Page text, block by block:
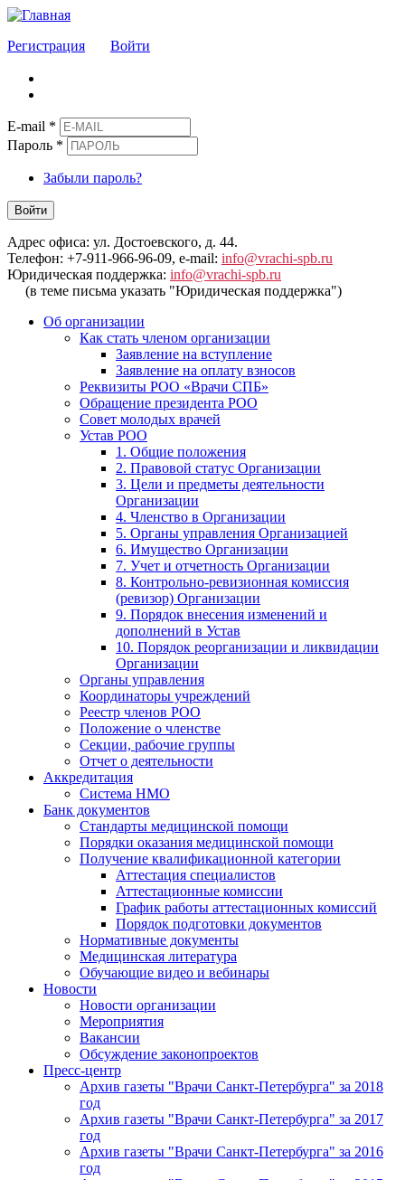
Регистрация Войти
E-mail *
Пароль *
Забыли пароль?
Войти
Адрес офиса: ул. Достоевского, д. 44.
Телефон: +7-911-966-96-09, e-mail: info@vrachi-spb.ru
Юридическая поддержка: info@vrachi-spb.ru
(в теме письма указать "Юридическая поддержка")
Об организации
Как стать членом организации
Заявление на вступление
Заявление на оплату взносов
Реквизиты РОО «Врачи СПБ»
Обращение президента РОО
Совет молодых врачей
Устав РОО
1. Общие положения
2. Правовой статус Организации
3. Цели и предметы деятельности
Организации
4. Членство в Организации
5. Органы управления Организацией
6. Имущество Организации
7. Учет и отчетность Организации
8. Контрольно-ревизионная комиссия
(ревизор) Организации
9. Порядок внесения изменений и
дополнений в Устав
10. Порядок реорганизации и ликвидации
Организации
Органы управления
Координаторы учреждений
Реестр членов РОО
Положение о членстве
Секции, рабочие группы
Отчет о деятельности
Аккредитация
Система НМО
Банк документов
Стандарты медицинской помощи
Порядки оказания медицинской помощи
Получение квалификационной категории
Аттестация специалистов
Аттестационные комиссии
График работы аттестационных комиссий
Порядок подготовки документов
Нормативные документы
Медицинская литература
Обучающие видео и вебинары
Новости
Новости организации
Мероприятия
Вакансии
Обсуждение законопроектов
Пресс-центр
Архив газеты "Врачи Санкт-Петербурга" за 2018
год
Архив газеты "Врачи Санкт-Петербурга" за 2017
год
Архив газеты "Врачи Санкт-Петербурга" за 2016
год